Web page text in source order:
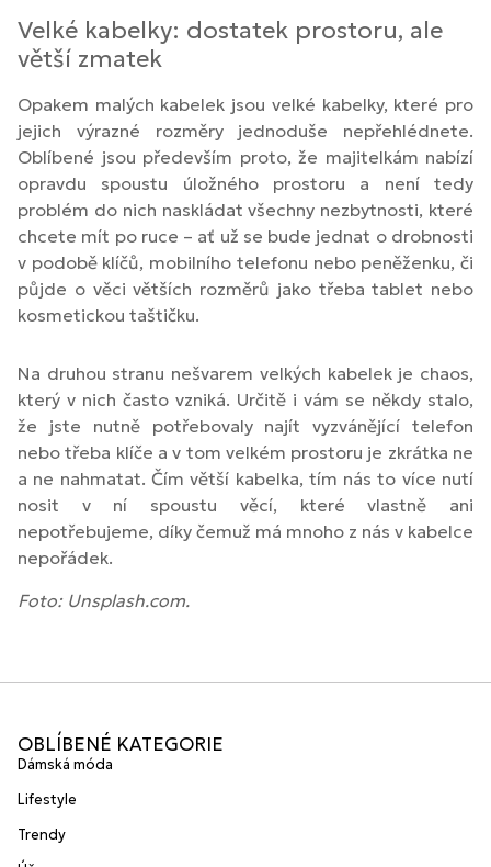
Velké kabelky: dostatek prostoru, ale
větší zmatek
Opakem malých kabelek jsou velké kabelky, které pro
jejich výrazné rozměry jednoduše nepřehlédnete.
Oblíbené jsou především proto, že majitelkám nabízí
opravdu spoustu úložného prostoru a není tedy
problém do nich naskládat všechny nezbytnosti, které
chcete mít po ruce – ať už se bude jednat o drobnosti
v podobě klíčů, mobilního telefonu nebo peněženku, či
půjde o věci větších rozměrů jako třeba tablet nebo
kosmetickou taštičku.
Na druhou stranu nešvarem velkých kabelek je chaos,
který v nich často vzniká. Určitě i vám se někdy stalo,
že jste nutně potřebovaly najít vyzvánějící telefon
nebo třeba klíče a v tom velkém prostoru je zkrátka ne
a ne nahmatat. Čím větší kabelka, tím nás to více nutí
nosit v ní spoustu věcí, které vlastně ani
nepotřebujeme, díky čemuž má mnoho z nás v kabelce
nepořádek.
Foto: Unsplash.com.
OBLÍBENÉ KATEGORIE
Dámská móda
Lifestyle
Trendy